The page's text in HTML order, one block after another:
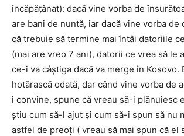
încăpățânat): dacă vine vorba de
are bani de nuntă, iar dacă vine vorba de
că trebuie să termine mai întâi datoriile
(mai are vreo 7 ani), datorii ce vrea să le
ce-i va câștiga dacă va merge în Kosovo.
hotărască odată, dar când vine vorba de
i convine, spune că vreau să-i plănuiesc
știu cum să-l ajut și cum să-i spun să nu
astfel de preoți ( vreau să mai spun că el